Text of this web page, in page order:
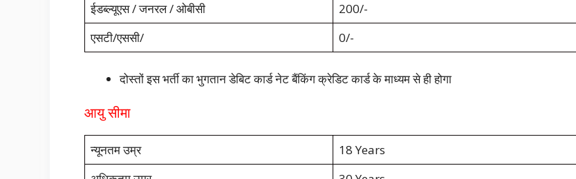
ईडब्ल्यूएस / जनरल / ओबीसी
200/-
एसटी/एससी/
0/-
दोस्तों इस भर्ती का भुगतान डेबिट कार्ड नेट बैंकिंग क्रेडिट कार्ड के माध्यम से ही होगा
आयु सीमा
न्यूनतम उम्र
18 Years